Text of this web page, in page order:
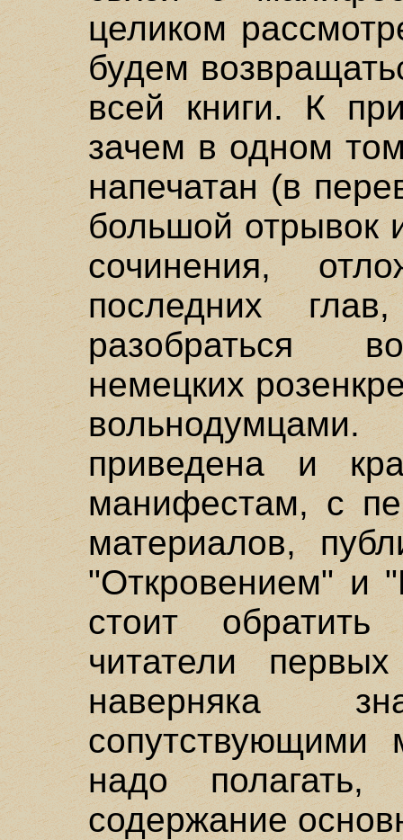
целиком
будем
всей книги. К
зачем в одном
напечатан (в
большой отрывок
сочинения,
последних
разобраться
немецких
приведена и
манифестам, с
материалов,
"Откровением" и
стоит обратить
читатели
наверняка
сопутствующими
надо
содержание